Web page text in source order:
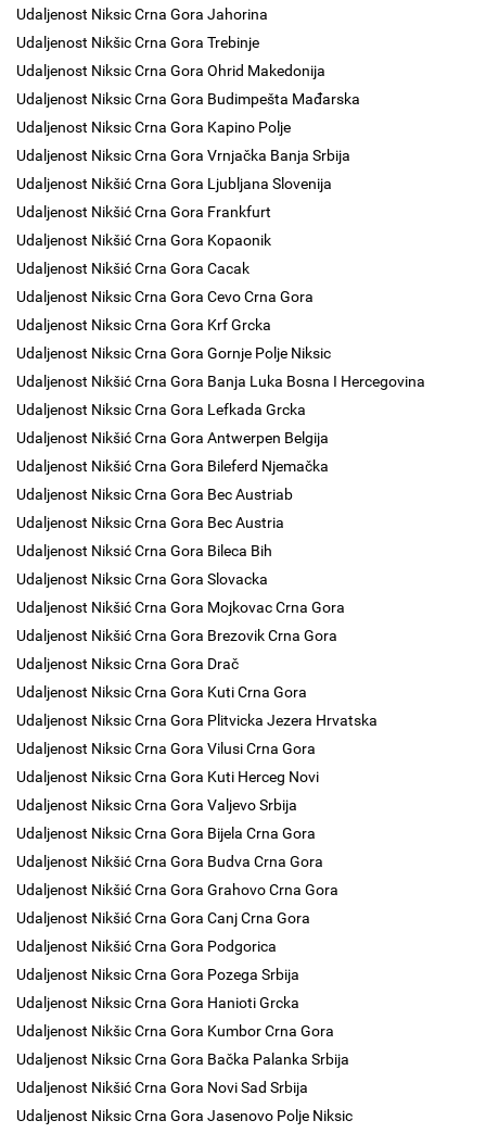
Udaljenost Niksic Crna Gora Jahorina
Udaljenost Nikšic Crna Gora Trebinje
Udaljenost Niksic Crna Gora Ohrid Makedonija
Udaljenost Niksic Crna Gora Budimpešta Mađarska
Udaljenost Niksic Crna Gora Kapino Polje
Udaljenost Niksic Crna Gora Vrnjačka Banja Srbija
Udaljenost Nikšić Crna Gora Ljubljana Slovenija
Udaljenost Nikšić Crna Gora Frankfurt
Udaljenost Nikšić Crna Gora Kopaonik
Udaljenost Nikšić Crna Gora Cacak
Udaljenost Niksic Crna Gora Cevo Crna Gora
Udaljenost Niksic Crna Gora Krf Grcka
Udaljenost Niksic Crna Gora Gornje Polje Niksic
Udaljenost Nikšić Crna Gora Banja Luka Bosna I Hercegovina
Udaljenost Niksic Crna Gora Lefkada Grcka
Udaljenost Nikšić Crna Gora Antwerpen Belgija
Udaljenost Nikšić Crna Gora Bileferd Njemačka
Udaljenost Niksic Crna Gora Bec Austriab
Udaljenost Niksic Crna Gora Bec Austria
Udaljenost Niksić Crna Gora Bileca Bih
Udaljenost Niksic Crna Gora Slovacka
Udaljenost Nikšić Crna Gora Mojkovac Crna Gora
Udaljenost Nikšić Crna Gora Brezovik Crna Gora
Udaljenost Niksic Crna Gora Drač
Udaljenost Niksic Crna Gora Kuti Crna Gora
Udaljenost Niksic Crna Gora Plitvicka Jezera Hrvatska
Udaljenost Niksic Crna Gora Vilusi Crna Gora
Udaljenost Niksic Crna Gora Kuti Herceg Novi
Udaljenost Niksic Crna Gora Valjevo Srbija
Udaljenost Niksic Crna Gora Bijela Crna Gora
Udaljenost Nikšić Crna Gora Budva Crna Gora
Udaljenost Nikšić Crna Gora Grahovo Crna Gora
Udaljenost Nikšić Crna Gora Canj Crna Gora
Udaljenost Nikšić Crna Gora Podgorica
Udaljenost Niksic Crna Gora Pozega Srbija
Udaljenost Niksic Crna Gora Hanioti Grcka
Udaljenost Nikšic Crna Gora Kumbor Crna Gora
Udaljenost Niksic Crna Gora Bačka Palanka Srbija
Udaljenost Nikšić Crna Gora Novi Sad Srbija
Udaljenost Niksic Crna Gora Jasenovo Polje Niksic